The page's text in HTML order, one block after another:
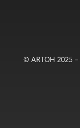
© ARTOH 2025 –